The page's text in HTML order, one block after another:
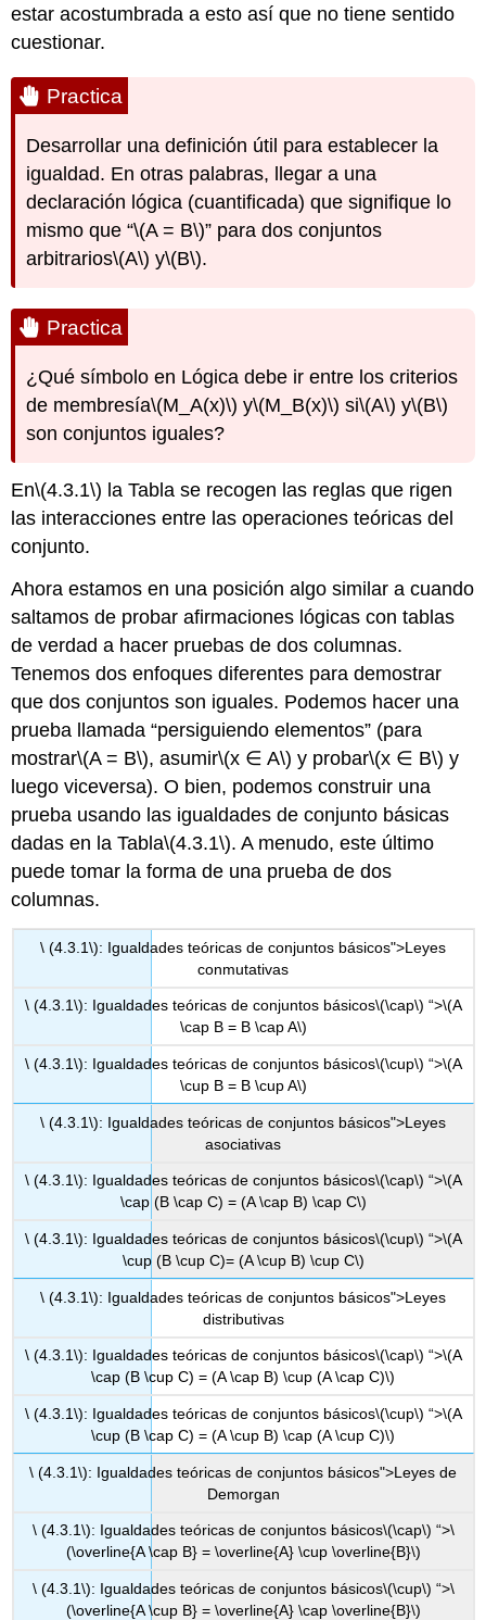
estar acostumbrada a esto así que no tiene sentido
cuestionar.
Practica
Desarrollar una definición útil para establecer la
igualdad. En otras palabras, llegar a una
declaración lógica (cuantificada) que signifique lo
mismo que “\(A = B\)” para dos conjuntos
arbitrarios\(A\) y\(B\).
Practica
¿Qué símbolo en Lógica debe ir entre los criterios
de membresía\(M_A(x)\) y\(M_B(x)\) si\(A\) y\(B\)
son conjuntos iguales?
En\(4.3.1\) la Tabla se recogen las reglas que rigen
las interacciones entre las operaciones teóricas del
conjunto.
Ahora estamos en una posición algo similar a cuando
saltamos de probar afirmaciones lógicas con tablas
de verdad a hacer pruebas de dos columnas.
Tenemos dos enfoques diferentes para demostrar
que dos conjuntos son iguales. Podemos hacer una
prueba llamada “persiguiendo elementos” (para
mostrar\(A = B\), asumir\(x ∈ A\) y probar\(x ∈ B\) y
luego viceversa). O bien, podemos construir una
prueba usando las igualdades de conjunto básicas
dadas en la Tabla\(4.3.1\). A menudo, este último
puede tomar la forma de una prueba de dos
columnas.
\ (4.3.1\): Igualdades teóricas de conjuntos básicos">Leyes
conmutativas
\ (4.3.1\): Igualdades teóricas de conjuntos básicos\(\cap\) “>\(A
\cap B = B \cap A\)
\ (4.3.1\): Igualdades teóricas de conjuntos básicos\(\cup\) “>\(A
\cup B = B \cup A\)
\ (4.3.1\): Igualdades teóricas de conjuntos básicos">Leyes
asociativas
\ (4.3.1\): Igualdades teóricas de conjuntos básicos\(\cap\) “>\(A
\cap (B \cap C) = (A \cap B) \cap C\)
\ (4.3.1\): Igualdades teóricas de conjuntos básicos\(\cup\) “>\(A
\cup (B \cup C)= (A \cup B) \cup C\)
\ (4.3.1\): Igualdades teóricas de conjuntos básicos">Leyes
distributivas
\ (4.3.1\): Igualdades teóricas de conjuntos básicos\(\cap\) “>\(A
\cap (B \cup C) = (A \cap B) \cup (A \cap C)\)
\ (4.3.1\): Igualdades teóricas de conjuntos básicos\(\cup\) “>\(A
\cup (B \cap C) = (A \cup B) \cap (A \cup C)\)
\ (4.3.1\): Igualdades teóricas de conjuntos básicos">Leyes de
Demorgan
\ (4.3.1\): Igualdades teóricas de conjuntos básicos\(\cap\) “>\
(\overline{A \cap B} = \overline{A} \cup \overline{B}\)
\ (4.3.1\): Igualdades teóricas de conjuntos básicos\(\cup\) “>\
(\overline{A \cup B} = \overline{A} \cap \overline{B}\)